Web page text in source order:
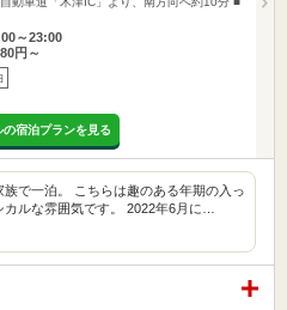
～23:00
円～
宿泊プランを見る
で一泊。 こちらは趣のある年期の入っ
ルな雰囲気です。 2022年6月に…